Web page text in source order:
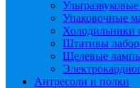
Упаковочные
Холодильники
Штативы
Щелевые
Антресоли и полки